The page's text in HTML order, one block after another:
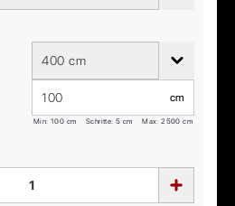
400 cm
cm
Min: 100 cm Schritte: 5 cm Max:2500 cm